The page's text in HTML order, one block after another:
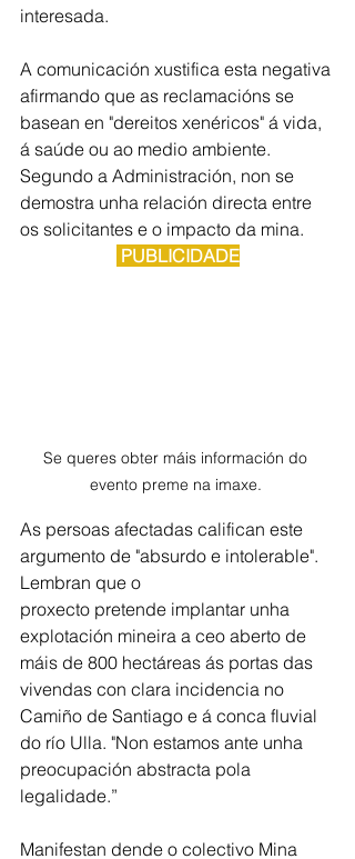
interesada.
A comunicación xustifica esta negativa
afirmando que as reclamacións se
basean en "dereitos xenéricos" á vida,
á saúde ou ao medio ambiente.
Segundo a Administración, non se
demostra unha relación directa entre
os solicitantes e o impacto da mina.
PUBLICIDADE
Se queres obter máis información do
evento preme na imaxe.
As persoas afectadas califican este
argumento de "absurdo e intolerable".
Lembran que o
proxecto pretende implantar unha
explotación mineira a ceo aberto de
máis de 800 hectáreas ás portas das
vivendas con clara incidencia no
Camiño de Santiago e á conca fluvial
do río Ulla. "Non estamos ante unha
preocupación abstracta pola
legalidade.”
Manifestan dende o colectivo Mina